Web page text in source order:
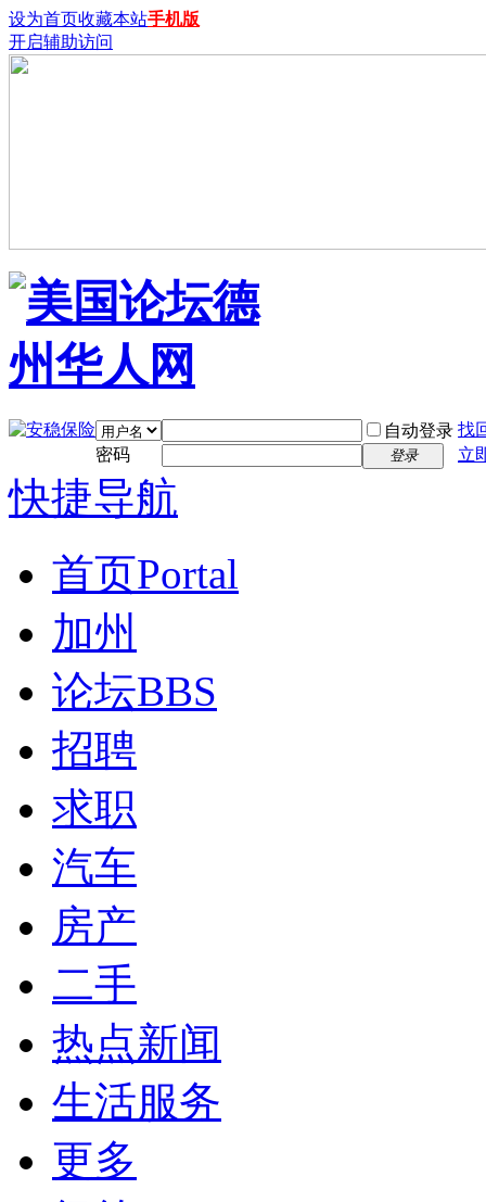
设为首页收藏本站手机版
开启辅助访问
自动登录 找
密码
登录 立
快捷导航
首页Portal
加州
论坛BBS
招聘
求职
汽车
房产
二手
热点新闻
生活服务
更多